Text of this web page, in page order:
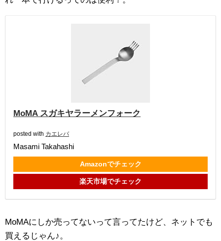
MoMA スガキヤラーメンフォーク
posted with カエレバ
Masami Takahashi
Amazonでチェック
楽天市場でチェック
MoMAにしか売ってないって言ってたけど、ネットでも
買えるじゃん♪。